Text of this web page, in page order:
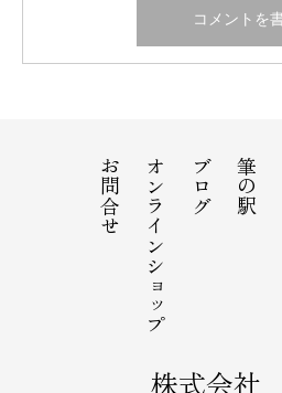
筆の駅
ブログ
オンラインショップ
お問合せ
株式会社